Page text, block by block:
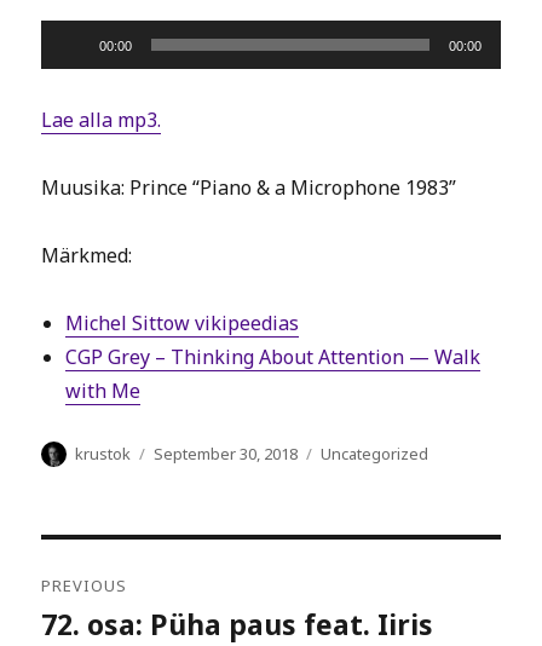
Player
00:00 00:00
Lae alla mp3.
Muusika: Prince “Piano & a Microphone 1983”
Märkmed:
Michel Sittow vikipeedias
CGP Grey – Thinking About Attention — Walk
with Me
Author
krustok
Posted
September 30, 2018 Categories
Uncategorized
navigation
PREVIOUS
Previous
72. osa: Püha paus feat. Iiris